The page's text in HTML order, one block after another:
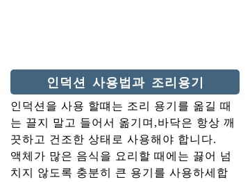
인덕션 사용법과 조리용기
인덕션을 사용 할떄는 조리 용기를 옮길 때
는 끌지 말고 들어서 옮기며,바닥은 항상 깨
끗하고 건조한 상태로 사용해야 합니다.
액체가 많은 음식을 요리할 때에는 끓어 넘
치지 않도록 충분히 큰 용기를 사용하세합